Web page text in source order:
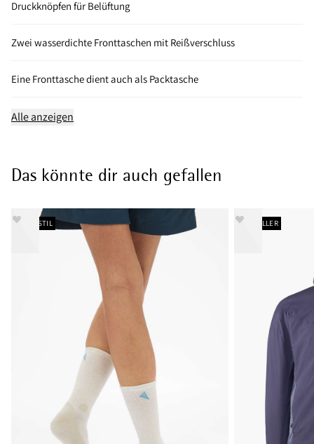
Druckknöpfen für Belüftung
Zwei wasserdichte Fronttaschen mit Reißverschluss
Eine Fronttasche dient auch als Packtasche
Alle anzeigen
Das könnte dir auch gefallen
NEUER STIL BESTSELLER